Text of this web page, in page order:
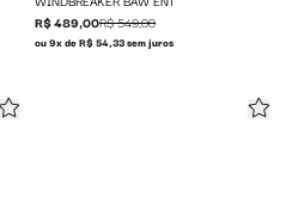
R$ 489,00R$ 549,00
ou 9x de R$ 54,33 sem juros